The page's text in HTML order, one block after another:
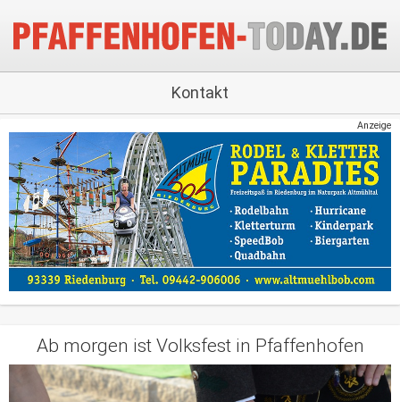
Kontakt
Anzeige
Ab morgen ist Volksfest in Pfaffenhofen